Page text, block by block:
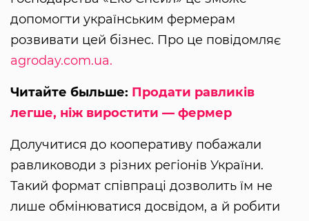
допомогти українським фермерам
розвивати цей бізнес. Про це повідомляє
agroday.com.ua.
Читайте быльше: Продати равликів
легше, ніж виростити — фермер
Долучитися до кооперативу побажали
равлиководи з різних регіонів України.
Такий формат співпраці дозволить їм не
лише обмінюватися досвідом, а й робити